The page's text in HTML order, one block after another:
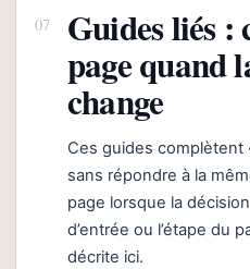
Guides liés :
page quand
change
Ces guides complètent
sans répondre à la
page lorsque la
d’entrée ou l’étape du
décrite ici.